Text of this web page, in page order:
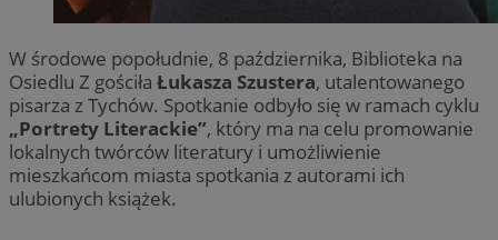
W środowe popołudnie, 8 października, Biblioteka na
Osiedlu Z gościła Łukasza Szustera, utalentowanego
pisarza z Tychów. Spotkanie odbyło się w ramach cyklu
„Portrety Literackie”, który ma na celu promowanie
lokalnych twórców literatury i umożliwienie
mieszkańcom miasta spotkania z autorami ich
ulubionych książek.